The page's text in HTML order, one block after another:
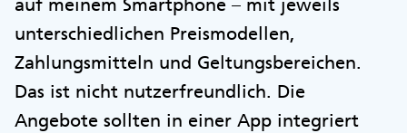
auf meinem Smartphone – mit jeweils
unterschiedlichen Preismodellen,
Zahlungsmitteln und Geltungsbereichen.
Das ist nicht nutzerfreundlich. Die
Angebote sollten in einer App integriert